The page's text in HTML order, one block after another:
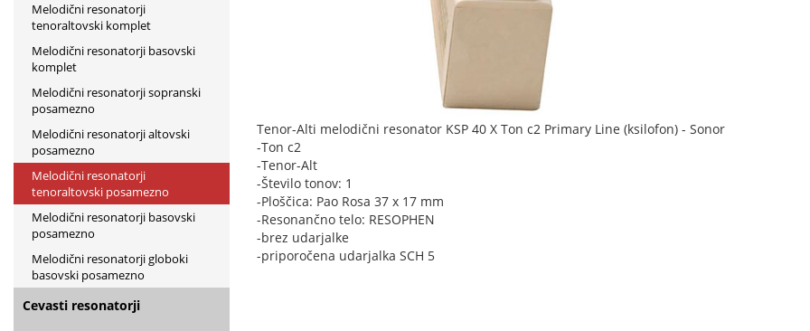
Melodični resonatorji
tenoraltovski komplet
Melodični resonatorji basovski
komplet
Melodični resonatorji sopranski
posamezno
Melodični resonatorji altovski
posamezno
Melodični resonatorji
tenoraltovski posamezno
Melodični resonatorji basovski
posamezno
Melodični resonatorji globoki
basovski posamezno
Cevasti resonatorji
Tenor-Alti melodični resonator KSP 40 X Ton c2 Primary Line (ksilofon) - Sonor
-Ton c2
-Tenor-Alt
-Število tonov: 1
-Ploščica: Pao Rosa 37 x 17 mm
-Resonančno telo: RESOPHEN
-brez udarjalke
-priporočena udarjalka SCH 5